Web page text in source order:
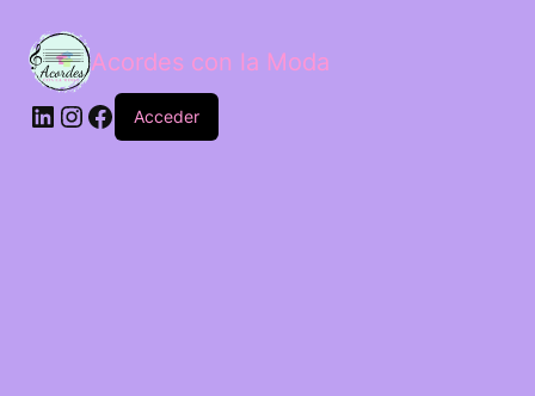
Acordes con la Moda
Acceder